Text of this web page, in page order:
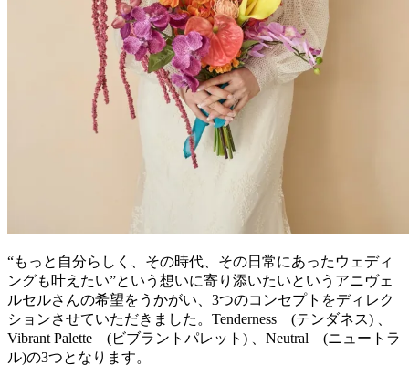
“もっと自分らしく、その時代、その日常にあったウェディ
ングも叶えたい”という想いに寄り添いたいというアニヴェ
ルセルさんの希望をうかがい、3つのコンセプトをディレク
ションさせていただきました。Tenderness (テンダネス) 、
Vibrant Palette (ビブラントパレット) 、Neutral (ニュートラ
ル)の3つとなります。